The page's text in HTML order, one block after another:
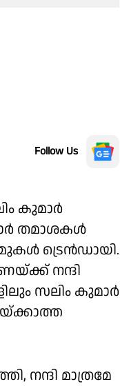
Follow Us
കുമാർ
തമാശകൾ
ട്രെൻഡായി.
നന്ദി
സലിം കുമാർ
നന്ദി മാത്രമേ